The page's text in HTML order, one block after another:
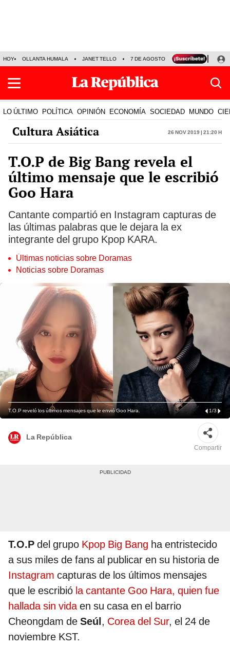
HOY OLLANTA HUMALA JANET TELLO 7 DE AGOSTO TINKA RESULTADOS
LO ÚLTIMO POLÍTICA OPINIÓN ECONOMÍA SOCIEDAD MUNDO
Cultura Asiática 26 Nov 2019 | 21:20 h
T.O.P de Big Bang revela el
último mensaje que le escribió
Goo Hara
Cantante compartió en Instagram capturas de
las últimas palabras que le dejara la ex
integrante del grupo Kpop KARA.
Últimas noticias sobre Doramas
Noticias sobre Doramas
T.O.P reveló los últimos mensajes que le envió Goo Hara. 1/3
La República
Compartir
T.O.P del grupo Kpop Big Bang ha entristecido
a sus miles de fans al publicar en su historia de
Instagram capturas de los últimos mensajes
que le escribió la cantante Goo Hara, quien fue
hallada sin vidaen su casa en el barrio
Cheongdam de Seúl, Corea del Sur, el 24 de
noviembre KST.